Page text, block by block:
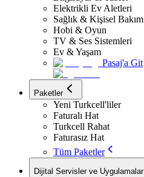
Elektrikli Ev Aletleri
Sağlık & Kişisel Bakım
Hobi & Oyun
TV & Ses Sistemleri
Ev & Yaşam
Pasaj'a Git
Paketler
Yeni Turkcell'liler
Faturalı Hat
Turkcell Rahat
Faturasız Hat
Tüm Paketler
Dijital Servisler ve Uygulamalar